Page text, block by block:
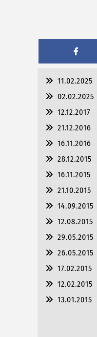
11.02.2025
02.02.2025
12.12.2017
21.12.2016
16.11.2016
28.12.2015
16.11.2015
21.10.2015
14.09.2015
12.08.2015
29.05.2015
26.05.2015
17.02.2015
12.02.2015
13.01.2015